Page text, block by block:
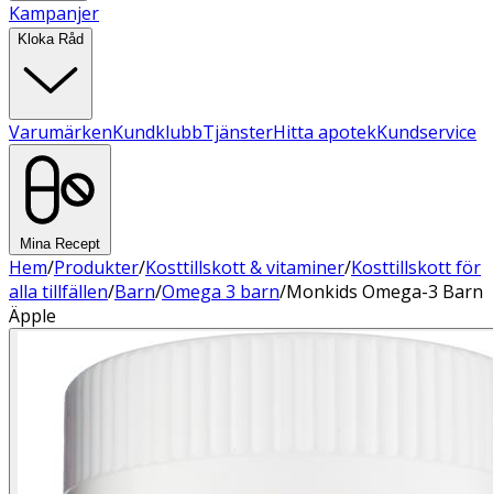
Kampanjer
Kloka Råd
VarumärkenKundklubbTjänsterHitta apotekKundservice
Mina Recept
Hem/Produkter/Kosttillskott & vitaminer/Kosttillskott för
alla tillfällen/Barn/Omega 3 barn/Monkids Omega-3 Barn
Äpple